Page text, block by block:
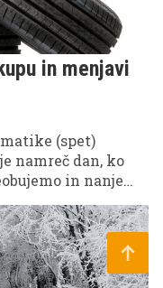
in menjavi
(spet)
namreč dan, ko
in nanje
– po
uporabljati
obvezno). Na kaj
pnevmatike ne